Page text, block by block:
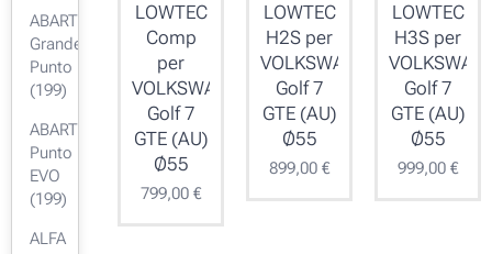
ABARTH
Grande
Punto
(199)
ABARTH
Punto
EVO
(199)
ALFA
LOWTEC
Comp
per
VOLKSWAGEN
Golf 7
GTE (AU)
Ø55
799,00€
LOWTEC
H2S per
VOLKSWAGEN
Golf 7
GTE (AU)
Ø55
899,00€
LOWTEC
H3S per
Golf 7
GTE (AU)
Ø55
999,00€